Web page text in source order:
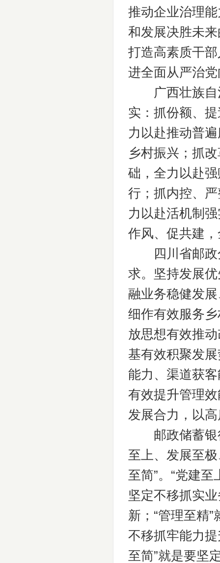
推动企业治理
和发展决胜未
打造高素质干
进全面从严治
广西壮族自治
实：抓份额、
力以赴推动普
乡村振兴；抓
础，全力以赴
行；抓内控、
力以赴活机制
作风、促共建
四川省邮政分
求。坚持发展
融业务稳健发
细作有效服务
放思想有效推
基有效积聚发
能力、渠道获
有效提升管理
发展合力，以
邮政储蓄银行
至上、发展至
至简”。“党建
坚定不移抓实
新；“管理至精
不移抓牢能力
至简”就是要坚